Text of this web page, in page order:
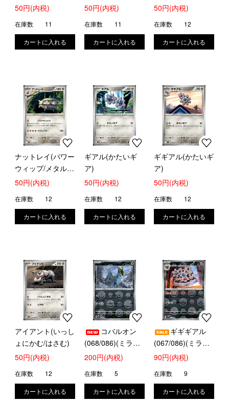
50円(内税)
在庫数 11
50円(内税)
在庫数 11
50円(内税)
在庫数 12
ナットレイ(パワー
ウィップ/メタルク
ロー)
50円(内税)
在庫数 12
ギアル(かたいギ
ア)
50円(内税)
在庫数 12
ギギアル(かたいギ
ア)
50円(内税)
在庫数 12
アイアント(いっし
ょにかむ/はさむ)
50円(内税)
在庫数 12
コバルオン
(068/086)(ミラー/
モンスターボール)
200円(内税)
在庫数 5
ギギギアル
(067/086)(ミラー/
モンスターボール)
90円(内税)
在庫数 9